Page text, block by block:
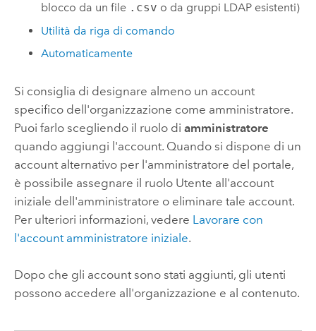
blocco da un file .csv o da gruppi LDAP esistenti)
Utilità da riga di comando
Automaticamente
Si consiglia di designare almeno un account
specifico dell'organizzazione come amministratore.
Puoi farlo scegliendo il ruolo di amministratore
quando aggiungi l'account. Quando si dispone di un
account alternativo per l'amministratore del portale,
è possibile assegnare il ruolo Utente all'account
iniziale dell'amministratore o eliminare tale account.
Per ulteriori informazioni, vedere Lavorare con
l'account amministratore iniziale.
Dopo che gli account sono stati aggiunti, gli utenti
possono accedere all'organizzazione e al contenuto.